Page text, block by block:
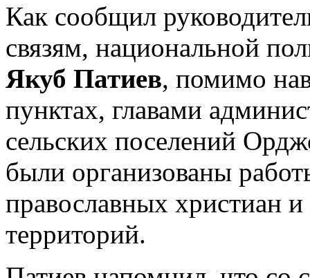
Как сообщил
связям, национальной
Якуб Патиев, помимо
пунктах, главами
сельских поселений
были организованы
православных христиан
территорий.